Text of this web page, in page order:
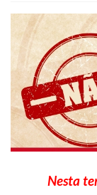
Nesta
Assistência
Pós-graduação
Facebook